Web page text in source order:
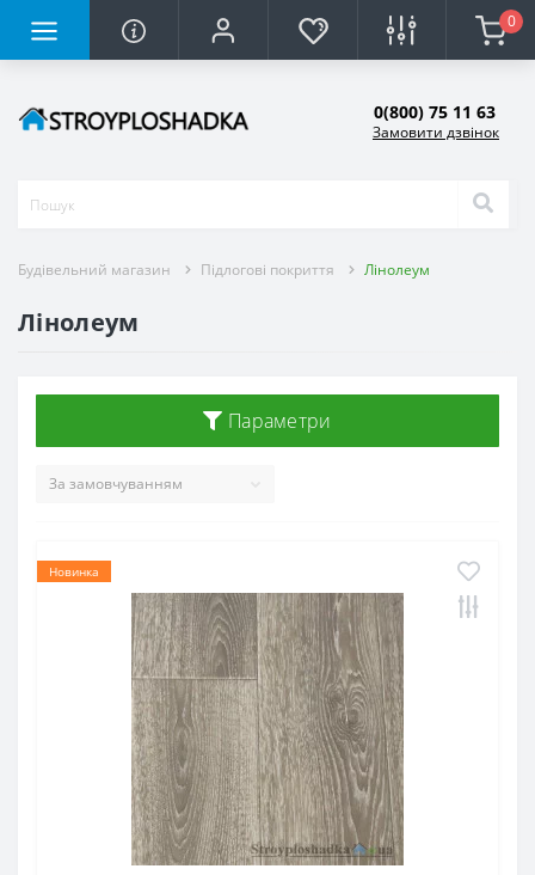
0
0(800) 75 11 63
Замовити дзвінок
Будівельний магазин Підлогові покриття Лінолеум
Лінолеум
Параметри
Новинка